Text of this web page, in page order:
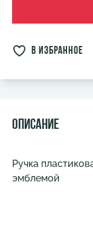
в избранное
Описание
Ручка
эмблемой